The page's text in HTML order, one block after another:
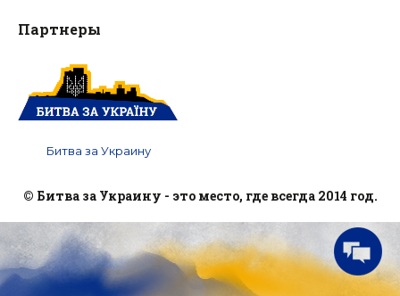
Партнеры
Битва за Украину
© Битва за Украину - это место, где всегда 2014 год.